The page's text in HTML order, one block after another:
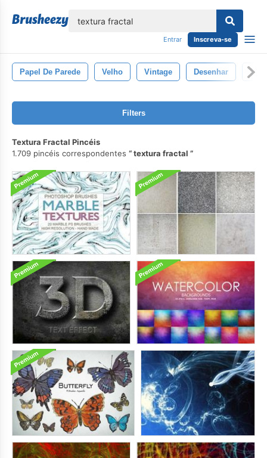
Entrar Inscreva-se
Papel De Parede Velho Vintage Desenhar
Filters
Textura Fractal Pincéis
1.709 pincéis correspondentes
textura fractal